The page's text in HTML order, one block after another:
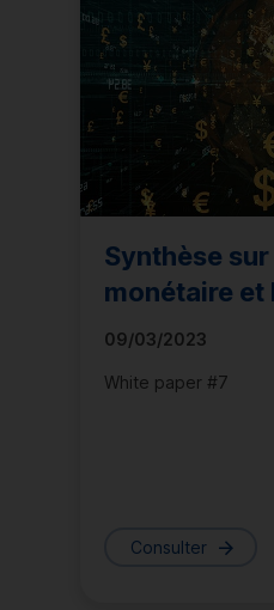
Synthèse
monétaire et
09/03/2023
White paper #7
Consulter